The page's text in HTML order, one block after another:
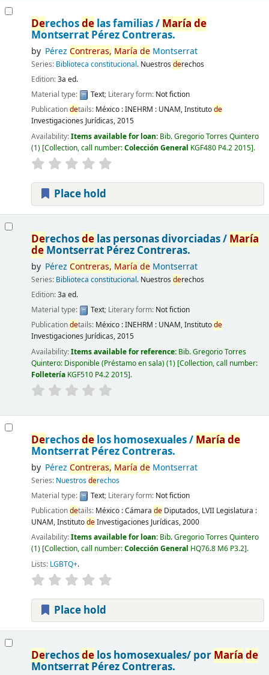
Derechosdelas familias / María de
Montserrat Pérez Contreras.
by Pérez Contreras, María deMontserrat
Series: Biblioteca constitucional. Nuestros derechos
Edition:3a ed.
Material type:
Text; Literary form: Not fiction
Publicationdetails: México :INEHRM : UNAM, Institutode
Investigaciones Jurídicas,2015
Availability:Items available for loan: Bib. Gregorio Torres Quintero
(1) Collection, call number:Colección General KGF480 P4.2 2015 .
Place hold
Derechosdelas personas divorciadas / María
deMontserrat Pérez Contreras.
by Pérez Contreras, María deMontserrat
Series: Biblioteca constitucional. Nuestros derechos
Edition:3a ed.
Material type:
Text; Literary form: Not fiction
Publicationdetails: México :INEHRM : UNAM, Institutode
Investigaciones Jurídicas,2015
Availability:Items available for reference: Bib. Gregorio Torres
Quintero: Disponible (Préstamo en sala)(1) Collection, call number:
Folletería KGF510 P4.2 2015 .
Derechosdelos homosexuales / María de
Montserrat Pérez Contreras.
by Pérez Contreras, María deMontserrat
Series: Nuestrosderechos
Material type:
Text; Literary form: Not fiction
Publicationdetails: México :Cámara deDiputados, LVII Legislatura :
UNAM, InstitutodeInvestigaciones Jurídicas,2000
Availability:Items available for loan: Bib. Gregorio Torres Quintero
(1) Collection, call number:Colección General HQ76.8 M6 P3.2 .
Lists: LGBTQ+.
Place hold
Derechosdelos homosexuales/ por María de
Montserrat Pérez Contreras.